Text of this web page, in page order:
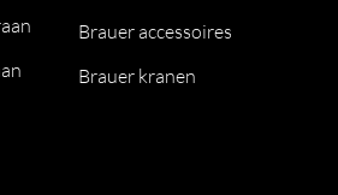
Brauer accessoires
Brauer kranen